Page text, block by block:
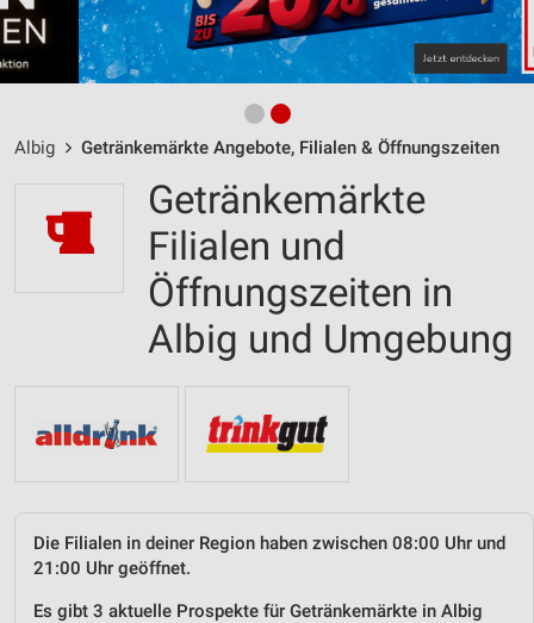
Albig Getränkemärkte Angebote, Filialen & Öffnungszeiten
Getränkemärkte
Filialen und
Öffnungszeiten in
Albig und Umgebung
Die Filialen in deiner Region haben zwischen 08:00 Uhr und
21:00 Uhr geöffnet.
Es gibt 3 aktuelle Prospekte für Getränkemärkte in Albig